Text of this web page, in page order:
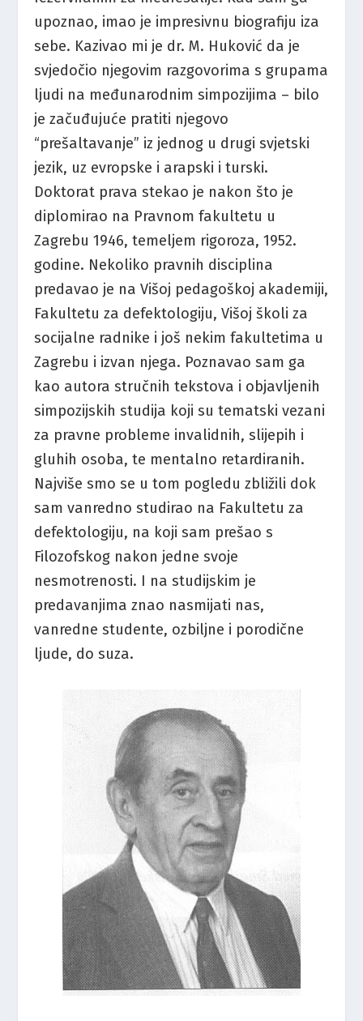
upoznao, imao je impresivnu biografiju iza
sebe. Kazivao mi je dr. M. Huković da je
svjedočio njegovim razgovorima s grupama
ljudi na međunarodnim simpozijima – bilo
je začuđujuće pratiti njegovo
“prešaltavanje” iz jednog u drugi svjetski
jezik, uz evropske i arapski i turski.
Doktorat prava stekao je nakon što je
diplomirao na Pravnom fakultetu u
Zagrebu 1946, temeljem rigoroza, 1952.
godine. Nekoliko pravnih disciplina
predavao je na Višoj pedagoškoj akademiji,
Fakultetu za defektologiju, Višoj školi za
socijalne radnike i još nekim fakultetima u
Zagrebu i izvan njega. Poznavao sam ga
kao autora stručnih tekstova i objavljenih
simpozijskih studija koji su tematski vezani
za pravne probleme invalidnih, slijepih i
gluhih osoba, te mentalno retardiranih.
Najviše smo se u tom pogledu zbližili dok
sam vanredno studirao na Fakultetu za
defektologiju, na koji sam prešao s
Filozofskog nakon jedne svoje
nesmotrenosti. I na studijskim je
predavanjima znao nasmijati nas,
vanredne studente, ozbiljne i porodične
ljude, do suza.